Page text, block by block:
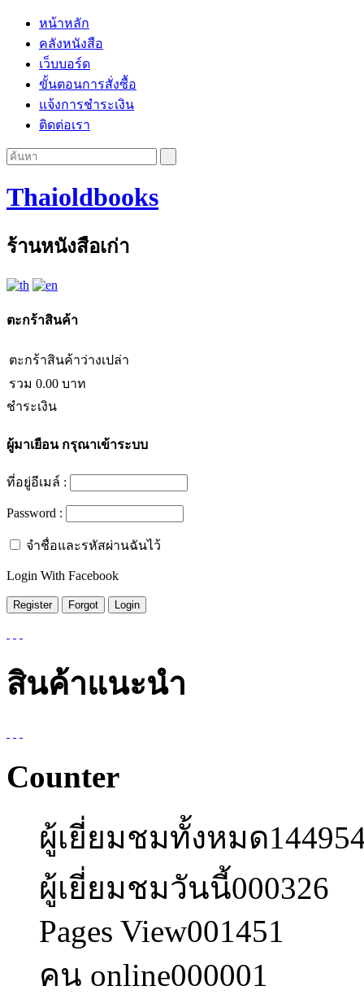
หน้าหลัก
คลังหนังสือ
เว็บบอร์ด
ขั้นตอนการสั่งซื้อ
แจ้งการชำระเงิน
ติดต่อเรา
Thaioldbooks
ร้านหนังสือเก่า
ตะกร้าสินค้า
ตะกร้าสินค้าว่างเปล่า
รวม 0.00 บาท
ชำระเงิน
ผู้มาเยือนกรุณาเข้าระบบ
ที่อยู่อีเมล์ :
Password :
จำชื่อและรหัสผ่านฉันไว้
Login With Facebook
สินค้าแนะนำ
Counter
ผู้เยี่ยมชมทั้งหมด
ผู้เยี่ยมชมวันนี้000326
Pages View001451
คน online000001